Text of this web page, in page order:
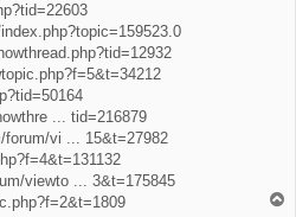
... tid=216879
forum/vi ... 15&t=27982
viewto ... 3&t=175845